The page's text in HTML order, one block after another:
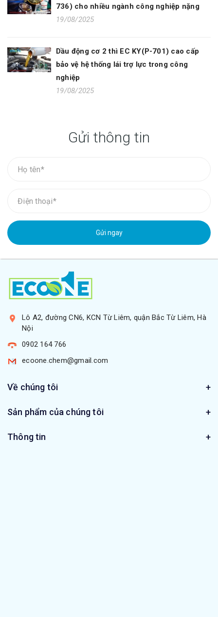
736) cho nhiều ngành công nghiệp nặng
19/08/2025
Dầu động cơ 2 thì EC KY(P-701) cao cấp
bảo vệ hệ thống lái trợ lực trong công
nghiệp
19/08/2025
Gửi thông tin
Gửi ngay
Lô A2, đường CN6, KCN Từ Liêm, quận Bắc Từ Liêm, Hà
Nội
0902 164 766
ecoone.chem@gmail.com
Về chúng tôi
Sản phẩm của chúng tôi
Thông tin